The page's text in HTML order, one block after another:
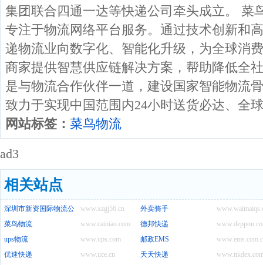
集团联合四通一达等快递公司牵头成立。 菜
专注于物流网络平台服务。通过技术创新和
递物流业向数字化、智能化升级，为全球消
商家提供智慧供应链解决方案，帮助降低全
是与物流合作伙伴一道，建设国家智能物流
致力于实现中国范围内24小时送货必达、全
网站标签： 菜鸟物流
ad3
相关站点
www.xzgj56.cn
深圳市新资国际物流公司
外卖骑手
www.cainiao.com
菜鸟物流
德邦快递
www.ups.com
ups物流
邮政EMS
www.uce.cn
优速快递
天天快递